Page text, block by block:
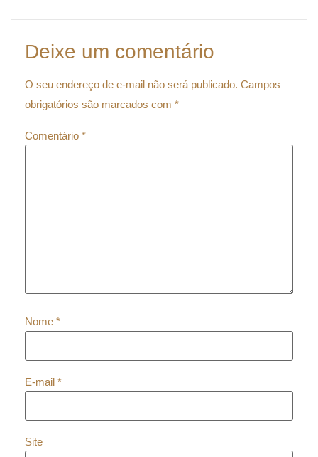
Deixe um comentário
O seu endereço de e-mail não será publicado. Campos
obrigatórios são marcados com *
Comentário *
Nome *
E-mail *
Site